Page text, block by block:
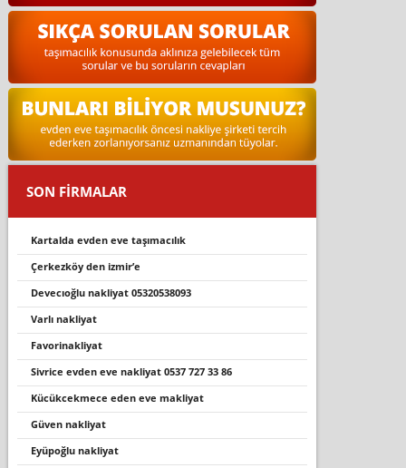
SON FİRMALAR
kartalda evden eve taşımacılık
çerkezköy den izmir’e
devecıoğlu nakliyat 05320538093
varli nakli̇yat
favorinakliyat
si̇vri̇ce evden eve nakli̇yat 0537 727 33 86
kücükcekmece eden eve makli̇yat
güven nakli̇yat
eyüpoğlu nakliyat